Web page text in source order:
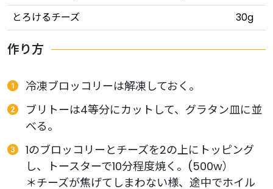
とろけるチーズ
30g
作り方
冷凍ブロッコリーは解凍しておく。
ブリトーは4等分にカットして、グラタン皿に並
べる。
1のブロッコリーとチーズを2の上にトッピング
し、トースターで10分程度焼く。(500w）
＊チーズが焦げてしまわない様、途中でホイル